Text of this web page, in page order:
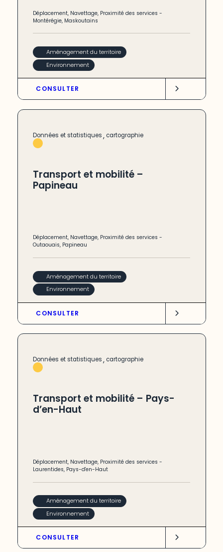
Déplacement, Navettage, Proximité des services -
Montérégie, Maskoutains
Aménagement du territoire
Environnement
CONSULTER
Données et statistiques, cartographie
Transport et mobilité –
Papineau
Déplacement, Navettage, Proximité des services -
Outaouais, Papineau
Aménagement du territoire
Environnement
CONSULTER
Données et statistiques, cartographie
Transport et mobilité – Pays-
d’en-Haut
Déplacement, Navettage, Proximité des services -
Laurentides, Pays-d'en-Haut
Aménagement du territoire
Environnement
CONSULTER